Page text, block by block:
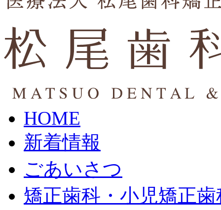
HOME
新着情報
ごあいさつ
矯正歯科・小児矯正歯